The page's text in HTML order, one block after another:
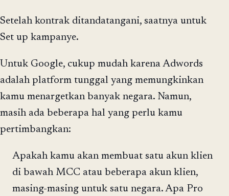
Setelah kontrak ditandatangani, saatnya untuk
Set up kampanye.
Untuk Google, cukup mudah karena Adwords
adalah platform tunggal yang memungkinkan
kamu menargetkan banyak negara. Namun,
masih ada beberapa hal yang perlu kamu
pertimbangkan:
Apakah kamu akan membuat satu akun klien
di bawah MCC atau beberapa akun klien,
masing-masing untuk satu negara. Apa Pro